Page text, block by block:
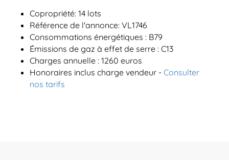
Copropriété: 14 lots
Référence de l'annonce: VL1746
Consommations énergétiques : B79
Émissions de gaz à effet de serre : C13
Charges annuelle : 1260 euros
Honoraires inclus charge vendeur - Consulter
nos tarifs